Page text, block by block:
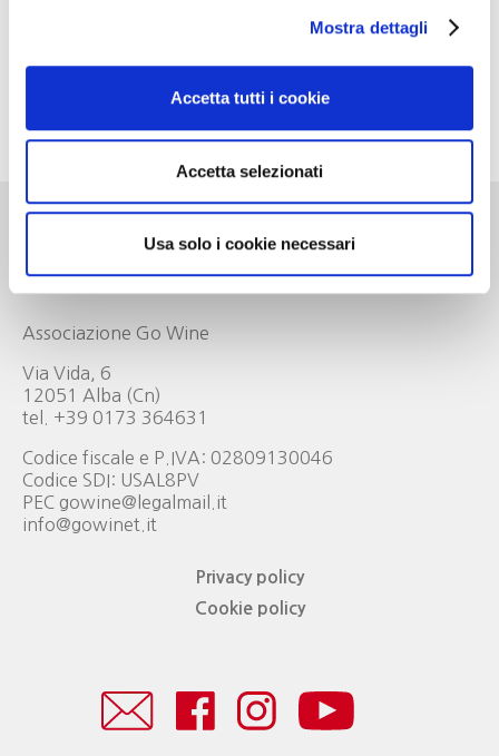
Mostra dettagli
Accetta tutti i cookie
Accetta selezionati
Usa solo i cookie necessari
Go Wine
Associazione Go Wine
Via Vida, 6
12051 Alba (Cn)
tel. +39 0173 364631
Codice fiscale e P.IVA: 02809130046
Codice SDI: USAL8PV
PEC gowine@legalmail.it
info@gowinet.it
Privacy policy
Cookie policy